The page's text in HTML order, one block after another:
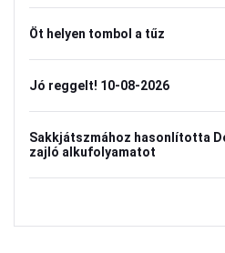
Öt helyen tombol a tűz
Jó reggelt! 10-08-2026
Sakkjátszmához hasonlította
zajló alkufolyamatot